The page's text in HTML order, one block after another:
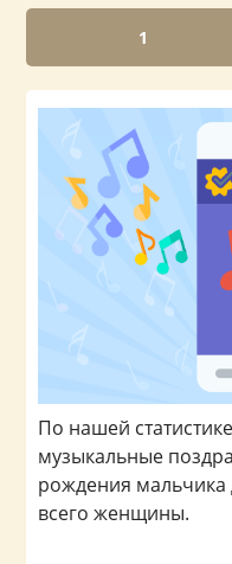
1
По нашей
музыкальные
рождения мальчика
всего женщины.